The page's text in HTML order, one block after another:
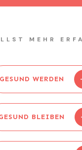
MEHR
GESUND WERDEN
BLEIBEN